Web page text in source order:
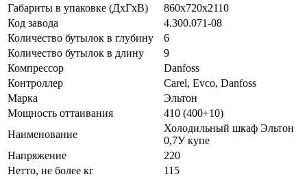
Габариты в упаковке (ДхГхВ)
860х720х2110
Код завода
4.300.071-08
Количество бутылок в глубину
6
Количество бутылок в длину
9
Компрессор
Danfoss
Контроллер
Carel, Evco, Danfoss
Марка
Эльтон
Мощность оттаивания
410 (400+10)
Наименование
Холодильный шкаф Эльтон
0,7У купе
Напряжение
220
Нетто, не более кг
115